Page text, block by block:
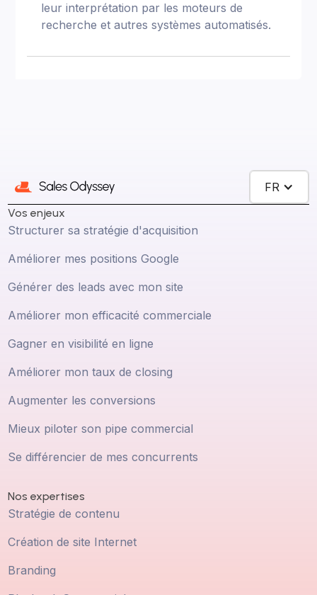
leur interprétation par les moteurs de
recherche et autres systèmes automatisés.
FR
Vos enjeux
Structurer sa stratégie d'acquisition
Améliorer mes positions Google
Générer des leads avec mon site
Améliorer mon efficacité commerciale
Gagner en visibilité en ligne
Améliorer mon taux de closing
Augmenter les conversions
Mieux piloter son pipe commercial
Se différencier de mes concurrents
Nos expertises
Stratégie de contenu
Création de site Internet
Branding